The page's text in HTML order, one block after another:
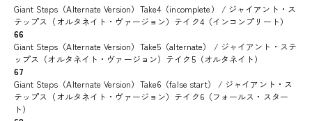
Giant Steps（Alternate Version）Take4（incomplete） / ジャイアント・ス
テップス（オルタネイト・ヴァージョン）テイク4（インコンプリート）
66
Giant Steps（Alternate Version）Take5（alternate） / ジャイアント・ステ
ップス（オルタネイト・ヴァージョン）テイク5（オルタネイト）
67
Giant Steps（Alternate Version）Take6（false start） / ジャイアント・ス
テップス（オルタネイト・ヴァージョン）テイク6（フォールス・スター
ト）